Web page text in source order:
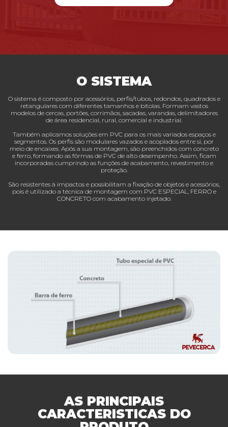
O SISTEMA
O sistema é composto por acessórios, perfis/tubos, redondos, quadrados e
retangulares com diferentes tamanhos e bitolas. Formam vastos
modelos de cercas, portões, corrimãos, sacadas, varandas, delimitadores
de área residencial, rural, comercial e industrial.
Também aplicamos soluções em PVC para os mais variados espaços e
segmentos. Os perfis são modulares vazados e acoplados entre si, por
meio de encaixes. Após a sua montagem, são preenchidos com concreto
e ferro, formando as fôrmas de PVC de alto desempenho. Assim, ficam
incorporadas cumprindo as funções de acabamento, revestimento e
proteção.
São resistentes à impactos e possibilitam a fixação de objetos e acessórios,
pois é utilizado a técnica de montagem com PVC ESPECIAL, FERRO e
CONCRETO com acabamento injetado.
AS PRINCIPAIS
CARACTERISTICAS DO